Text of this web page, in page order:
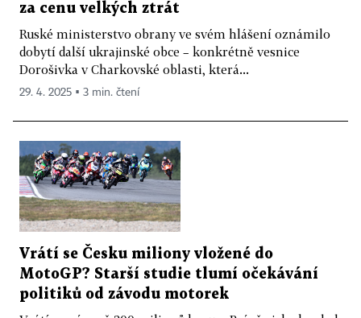
za cenu velkých ztrát
Ruské ministerstvo obrany ve svém hlášení oznámilo
dobytí další ukrajinské obce – konkrétně vesnice
Dorošivka v Charkovské oblasti, která...
29. 4. 2025 ▪ 3 min. čtení
Vrátí se Česku miliony vložené do
MotoGP? Starší studie tlumí očekávání
politiků od závodu motorek